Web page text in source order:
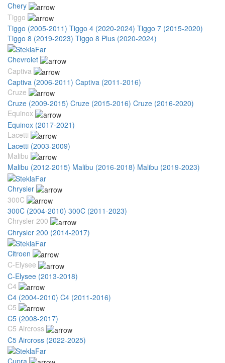
Chery
Tiggo
Tiggo (2005-2011) Tiggo 4 (2020-2024) Tiggo 7 (2015-2020)
Tiggo 8 (2019-2023) Tiggo 8 Plus (2020-2024)
Chevrolet
Captiva
Captiva (2006-2011) Captiva (2011-2016)
Cruze
Cruze (2009-2015) Cruze (2015-2016) Cruze (2016-2020)
Equinox
Equinox (2017-2021)
Lacetti
Lacetti (2003-2009)
Malibu
Malibu (2012-2015) Malibu (2016-2018) Malibu (2019-2023)
Chrysler
300C
300C (2004-2010) 300C (2011-2023)
Chrysler 200
Chrysler 200 (2014-2017)
Citroen
C-Elysee
C-Elysee (2013-2018)
C4
C4 (2004-2010) C4 (2011-2016)
C5
C5 (2008-2017)
C5 Aircross
C5 Aircross (2022-2025)
Cupra